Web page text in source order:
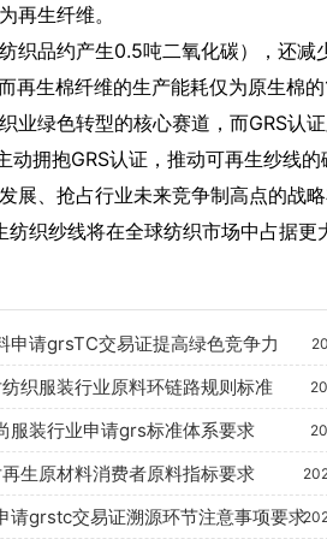
再生纤维。
织品约产生0.5吨二氧化碳），还减
生棉纤维的生产能耗仅为原生棉的
业绿色转型的核心赛道，而GRS认
动拥抱GRS认证，推动可再生纱线
、抢占行业未来竞争制高点的战略
织纱线将在全球纺织市场中占据更
申请grsTC交易证提高绿色竞争力
织服装行业原料环链路规则标准
服装行业申请grs标准体系要求
生原材料消费者原料指标要求
请grstc交易证溯源环节注意事项要求